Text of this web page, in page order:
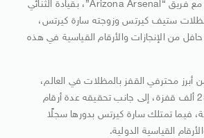
ونُفذ العرض بالتعاون مع فريق “Arizona Arsenal”، بقيادة الثنائي
ستيف كيرتس وزوجته سارة كيرتس،
من الإنجازات والأرقام القياسية في هذه
محترفي القفز بالمظلات في العالم،
بعدما سجل أكثر من 25 ألف قفزة، إلى جانب تحقيقه عدة أرقام
فيما تمتلك سارة كيرتس بدورها سجلًا
القياسية الدولية.